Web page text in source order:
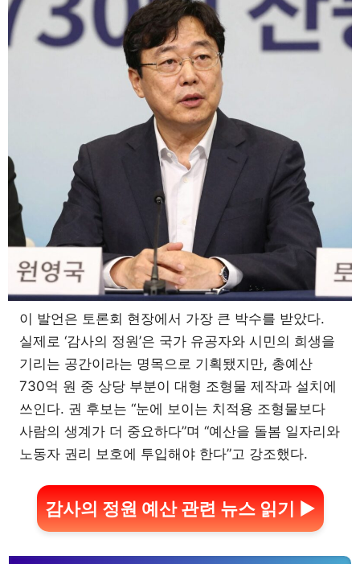
이 발언은 토론회 현장에서 가장 큰 박수를 받았다.
실제로 ‘감사의 정원’은 국가 유공자와 시민의 희생을
기리는 공간이라는 명목으로 기획됐지만, 총예산
730억 원 중 상당 부분이 대형 조형물 제작과 설치에
쓰인다. 권 후보는 “눈에 보이는 치적용 조형물보다
사람의 생계가 더 중요하다”며 “예산을 돌봄 일자리와
노동자 권리 보호에 투입해야 한다”고 강조했다.
감사의 정원 예산 관련 뉴스 읽기 ▶